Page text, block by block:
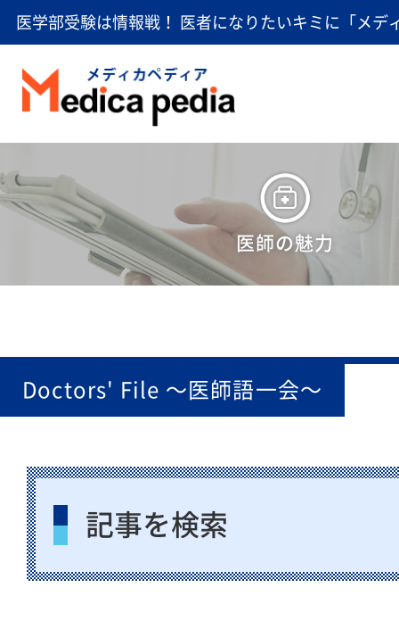
医学部受験は情報戦！ 医者になりたいキミに「メデ
医師の魅力
Doctors' File 〜医師語一会〜
記事を検索